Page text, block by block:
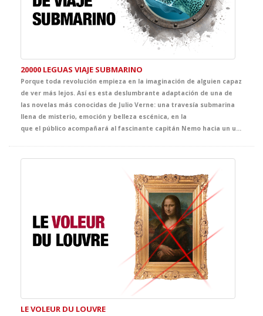
20000 LEGUAS VIAJE SUBMARINO
Porque toda revolución empieza en la imaginación de alguien capaz
de ver más lejos. Así es esta deslumbrante adaptación de una de
las novelas más conocidas de Julio Verne: una travesía submarina
llena de misterio, emoción y belleza escénica, en la
que el público acompañará al fascinante capitán Nemo hacia un universo desconocido. Un espectáculo que celebra el poder de la fantasía como origen de los grandes avances científicos.
LE VOLEUR DU LOUVRE